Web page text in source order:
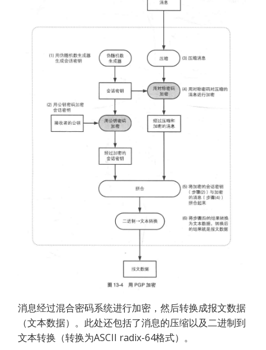
消息经过混合密码系统进行加密，然后转换成报文数据
（文本数据）。此处还包括了消息的压缩以及二进制到
文本转换（转换为ASCII radix-64格式）。